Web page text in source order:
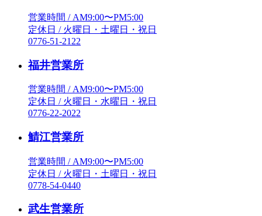
営業時間 / AM9:00〜PM5:00
定休日 / 火曜日・土曜日・祝日
0776-51-2122
福井営業所
営業時間 / AM9:00〜PM5:00
定休日 / 火曜日・水曜日・祝日
0776-22-2022
鯖江営業所
営業時間 / AM9:00〜PM5:00
定休日 / 火曜日・土曜日・祝日
0778-54-0440
武生営業所